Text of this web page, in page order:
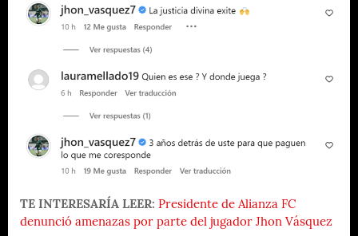
TE INTERESARÍA LEER: Presidente de Alianza FC
denunció amenazas por parte del jugador Jhon Vásquez